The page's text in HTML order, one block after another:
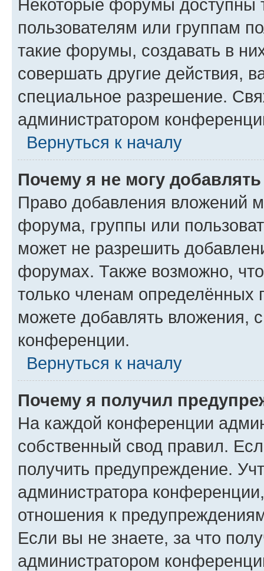
Некоторые форумы доступны
пользователям или группам
такие форумы, создавать в
совершать другие действия,
специальное разрешение.
администратором
Вернуться к началу
Почему я не могу
Право добавления вложений
форума, группы или
может не разрешить
форумах. Также возможно,
только членам определённых
можете добавлять вложения,
конференции.
Вернуться к началу
Почему я получил
На каждой конференции
собственный свод правил.
получить предупреждение.
администратора
отношения к
Если вы не знаете, за что
администратором